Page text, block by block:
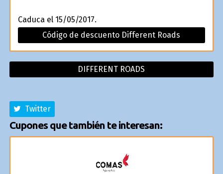
Caduca el 15/05/2017.
Código de descuento Different Roads
DIFFERENT ROADS
Twitter
Cupones que también te interesan: